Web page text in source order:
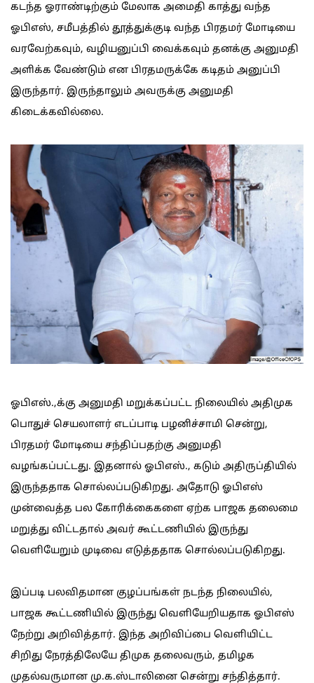
கடந்த ஓராண்டிற்கும் மேலாக அமைதி காத்து வந்த
ஓபிஎஸ், சமீபத்தில் தூத்துக்குடி வந்த பிரதமர் மோடியை
வரவேற்கவும், வழியனுப்பி வைக்கவும் தனக்கு அனுமதி
அளிக்க வேண்டும் என பிரதமருக்கே கடிதம் அனுப்பி
இருந்தார். இருந்தாலும் அவருக்கு அனுமதி
கிடைக்கவில்லை.
ஓபிஎஸ்.,க்கு அனுமதி மறுக்கப்பட்ட நிலையில் அதிமுக
பொதுச் செயலாளர் எடப்பாடி பழனிச்சாமி சென்று,
பிரதமர் மோடியை சந்திப்பதற்கு அனுமதி
வழங்கப்பட்டது. இதனால் ஓபிஎஸ்., கடும் அதிருப்தியில்
இருந்ததாக சொல்லப்படுகிறது. அதோடு ஓபிஎஸ்
முன்வைத்த பல கோரிக்கைகளை ஏற்க பாஜக தலைமை
மறுத்து விட்டதால் அவர் கூட்டணியில் இருந்து
வெளியேறும் முடிவை எடுத்ததாக சொல்லப்படுகிறது.
இப்படி பலவிதமான குழப்பங்கள் நடந்த நிலையில்,
பாஜக கூட்டணியில் இருந்து வெளியேறியதாக ஓபிஎஸ்
நேற்று அறிவித்தார். இந்த அறிவிப்பை வெளியிட்ட
சிறிது நேரத்திலேயே திமுக தலைவரும், தமிழக
முதல்வருமான மு.க.ஸ்டாலினை சென்று சந்தித்தார்.